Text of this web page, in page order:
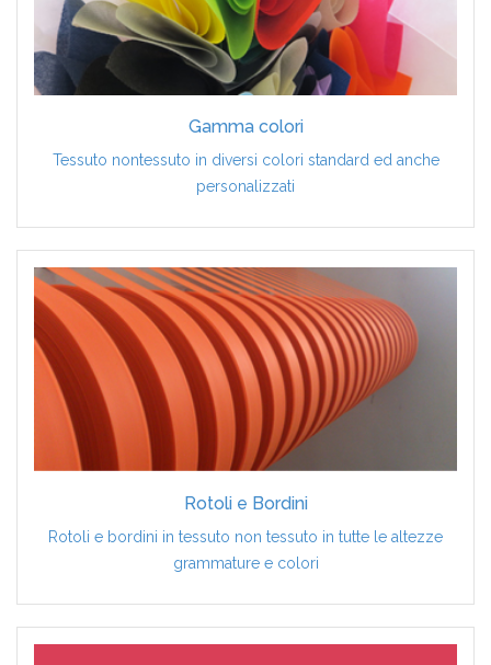
Gamma colori
Tessuto nontessuto in diversi colori standard ed anche
personalizzati
Rotoli e Bordini
Rotoli e bordini in tessuto non tessuto in tutte le altezze
grammature e colori